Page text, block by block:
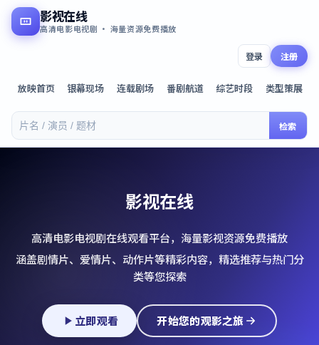
影视在线
高清电影电视剧 · 海量资源免费播放
放映首页 银幕现场 连载剧场 番剧航道 综艺时段 类型策展
检索
登录 注册
影视在线
高清电影电视剧在线观看平台，海量影视资源免费播放
涵盖剧情片、爱情片、动作片等精彩内容，精选推荐与热门分
类等您探索
立即观看 开始您的观影之旅